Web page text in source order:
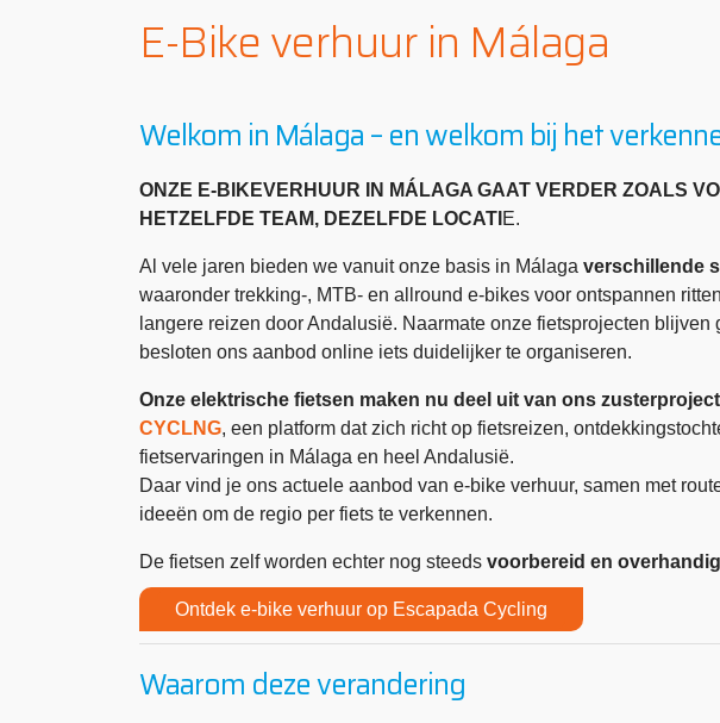
E-Bike verhuur in Málaga
Welkom in Málaga – en welkom bij het
ONZE E-BIKEVERHUUR IN MÁLAGA GAAT VERDER ZOALS
HETZELFDE TEAM, DEZELFDE LOCATI E.
Al vele jaren bieden we vanuit onze basis in Málaga verschillende
waaronder trekking-, MTB- en allround e-bikes voor ontspannen
langere reizen door Andalusië. Naarmate onze fietsprojecten blijven
besloten ons aanbod online iets duidelijker te organiseren.
Onze elektrische fietsen maken nu deel uit van ons zusterproject
CYCLNG, een platform dat zich richt op fietsreizen,
fietservaringen in Málaga en heel Andalusië.
Daar vind je ons actuele aanbod van e-bike verhuur, samen met
ideeën om de regio per fiets te verkennen.
De fietsen zelf worden echter nog steeds voorbereid en
Ontdek e-bike verhuur op Escapada Cycling
Waarom deze verandering